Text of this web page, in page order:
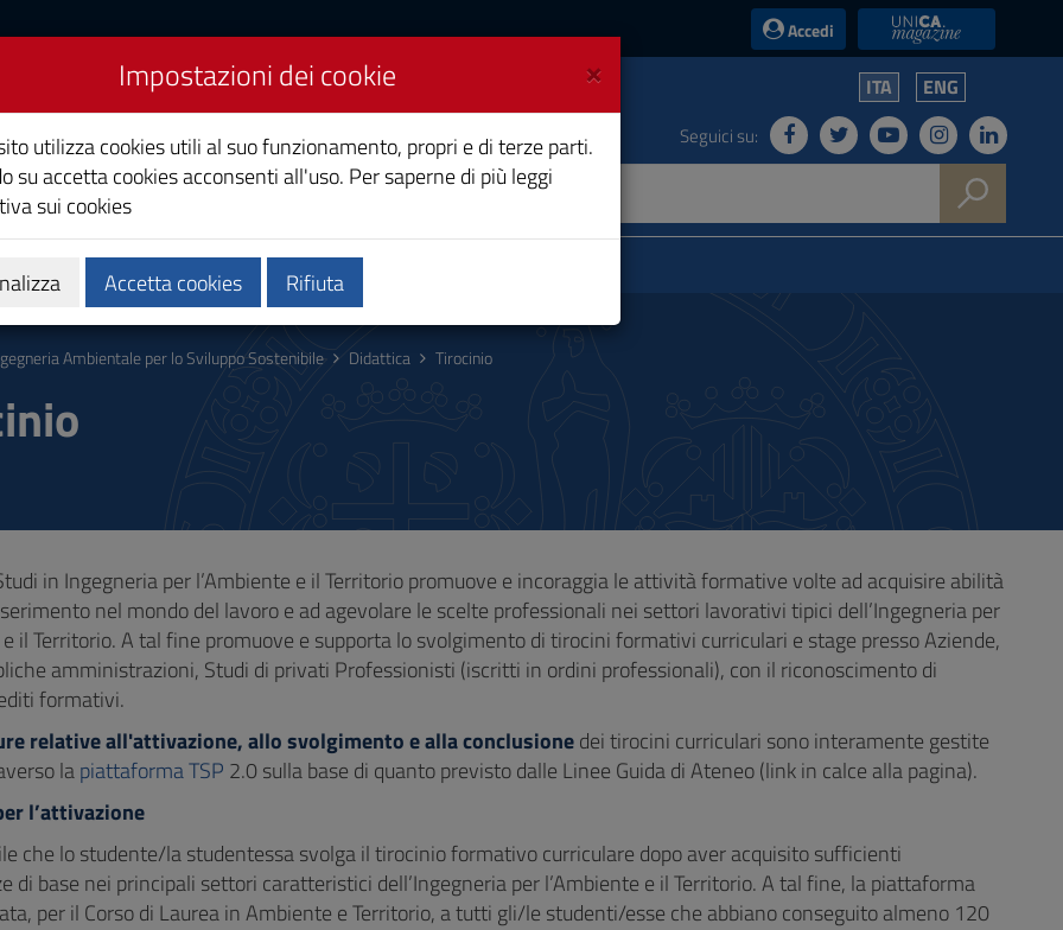
Accedi UniCA News
per lo Sviluppo ITA ENG
Seguici su:
Calendari e orari Qualità e miglioramento
Ambientale per lo Sviluppo Sostenibile Didattica Tirocinio
in Ingegneria per l’Ambiente e il Territorio promuove e incoraggia le attività formative volte ad acquisire abilità
nel mondo del lavoro e ad agevolare le scelte professionali nei settori lavorativi tipici dell’Ingegneria per
e il Territorio. A tal fine promuove e supporta lo svolgimento di tirocini formativi curriculari e stage presso Aziende,
amministrazioni, Studi di privati Professionisti (iscritti in ordini professionali), con il riconoscimento di
formativi.
relative all'attivazione, allo svolgimento e alla conclusionedei tirocini curriculari sono interamente gestite
lapiattaforma TSP 2.0 sulla base di quanto previsto dalle Linee Guida di Ateneo (link in calce alla pagina).
l’attivazione
che lo studente/la studentessa svolga il tirocinio formativo curriculare dopo aver acquisito sufficienti
di base nei principali settori caratteristici dell’Ingegneria per l’Ambiente e il Territorio. A tal fine, la piattaforma
per il Corso di Laurea in Ambiente e Territorio, a tutti gli/le studenti/esse che abbiano conseguito almeno 120
×
Impostazioni dei cookie
utilizza cookies utili al suo funzionamento, propri e di terze parti.
su accetta cookies acconsenti all'uso. Per saperne di più leggi
sui cookies
Accetta cookies Rifiuta